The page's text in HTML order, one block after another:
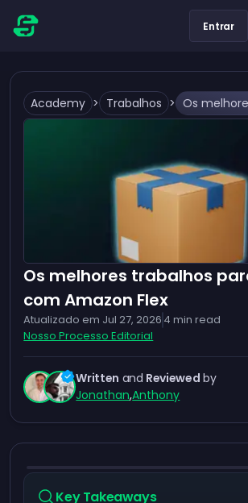
Entrar
Academy > Trabalhos >
Os melhores trabalhos
com Amazon Flex
Atualizado em Jul 27, 2026 4 min read
Nosso Processo Editorial
Written and Reviewed by
Jonathan,Anthony
Key Takeaways